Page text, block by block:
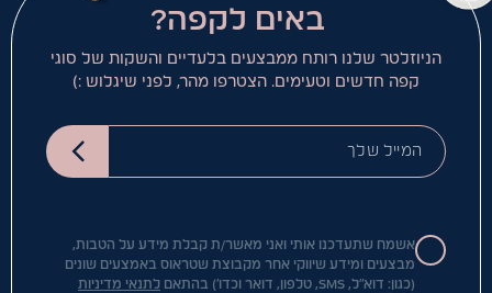
באים לקפה?
הניוזלטר שלנו רותח ממבצעים בלעדיים והשקות של סוגי
קפה חדשים וטעימים. הצטרפו מהר, לפני שיגלוש :)
המייל שלך
אשמח שתעדכנו אותי ואני מאשר/ת קבלת מידע על הטבות,
מבצעים ומידע שיווקי אחר מקבוצת שטראוס באמצעים שונים
(כגון: דוא"ל, SMS, טלפון, דואר וכדו') בהתאם
לתנאי מדיניות